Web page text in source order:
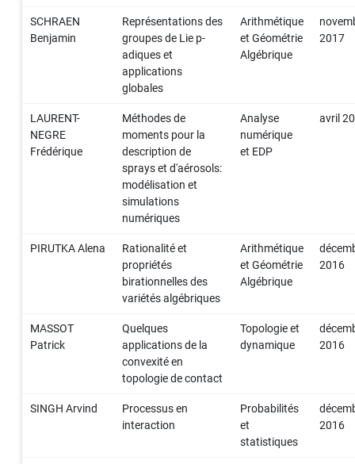
SCHRAEN
Benjamin
Représentations des
groupes de Lie p-
adiques et
applications
globales
Arithmétique
et Géométrie
Algébrique
2017
LAURENT-
NEGRE
Frédérique
Méthodes de
moments pour la
description de
sprays et d'aérosols:
modélisation et
simulations
numériques
Analyse
numérique
et EDP
avril
PIRUTKA Alena
Rationalité et
propriétés
birationnelles des
variétés algébriques
Arithmétique
et Géométrie
Algébrique
2016
MASSOT
Patrick
Quelques
applications de la
convexité en
topologie de contact
Topologie et
dynamique
2016
SINGH Arvind
Processus en
interaction
Probabilités
et
statistiques
2016